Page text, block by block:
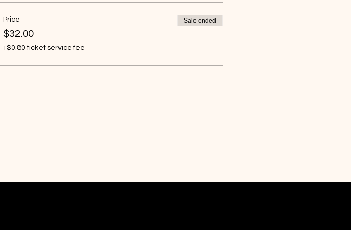
Price
$32.00
+$0.80 ticket service fee
Sale ended